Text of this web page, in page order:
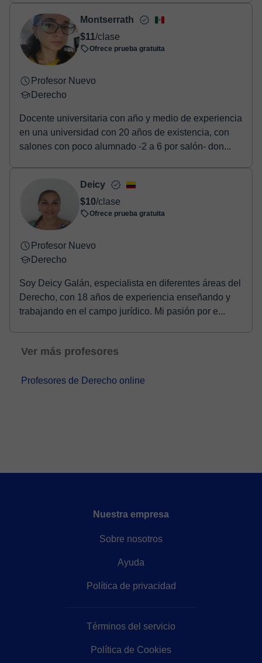
Montserrath
$11/clase
Ofrece prueba gratuita
Profesor Nuevo
Derecho
Docente universitaria con año y medio de experiencia
en una universidad con 20 años de existencia, con
salones con poco alumnado -2 a 6 por salón- don...
Deicy
$10/clase
Ofrece prueba gratuita
Profesor Nuevo
Derecho
Soy Deicy Galán, especialista en diferentes áreas del
Derecho, con 18 años de experiencia enseñando y
trabajando en el campo jurídico. Mi pasión por e...
Ver más profesores
Profesores de Derecho online
Nuestra empresa
Sobre nosotros
Ayuda
Política de privacidad
Términos del servicio
Política de Cookies